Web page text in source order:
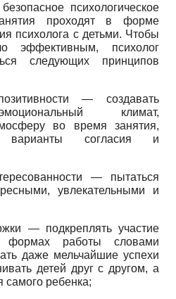
психологическое
проходят в форме
психолога с детьми. Чтобы
эффективным, психолог
следующих принципов
— создавать
климат,
во время занятия,
варианты согласия и
— пытаться
увлекательными и
— подкреплять участие
формах работы словами
даже мельчайшие успехи
детей друг с другом, а
самого ребенка;